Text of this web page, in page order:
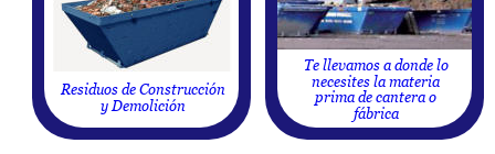
Te llevamos a donde lo
necesites la materia
prima de cantera o
fábrica
Residuos de Construcción
y Demolición